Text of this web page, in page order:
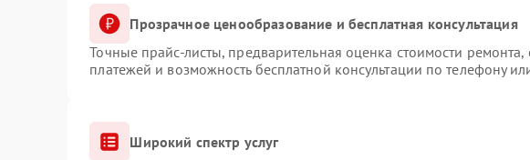
Прозрачное ценообразование и бесплатная консультация
Точные прайс-листы, предварительная оценка стоимости ремонта,
платежей и возможность бесплатной консультации по телефону
Широкий спектр услуг